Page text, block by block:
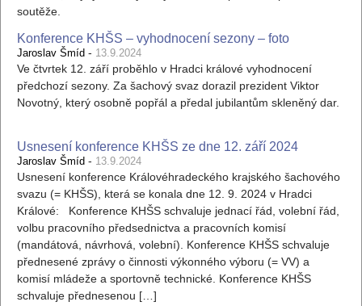
soutěže.
Konference KHŠS – vyhodnocení sezony – foto
Jaroslav Šmíd - 13.9.2024
Ve čtvrtek 12. září proběhlo v Hradci králové vyhodnocení
předchozí sezony. Za šachový svaz dorazil prezident Viktor
Novotný, který osobně popřál a předal jubilantům skleněný dar.
Usnesení konference KHŠS ze dne 12. září 2024
Jaroslav Šmíd - 13.9.2024
Usnesení konference Královéhradeckého krajského šachového
svazu (= KHŠS), která se konala dne 12. 9. 2024 v Hradci
Králové: Konference KHŠS schvaluje jednací řád, volební řád,
volbu pracovního předsednictva a pracovních komisí
(mandátová, návrhová, volební). Konference KHŠS schvaluje
přednesené zprávy o činnosti výkonného výboru (= VV) a
komisí mládeže a sportovně technické. Konference KHŠS
schvaluje přednesenou […]